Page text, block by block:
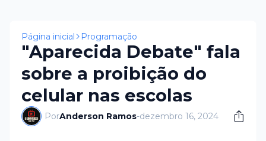
Página inicial Programação
"Aparecida Debate" fala
sobre a proibição do
celular nas escolas
PorAnderson Ramos-dezembro 16, 2024